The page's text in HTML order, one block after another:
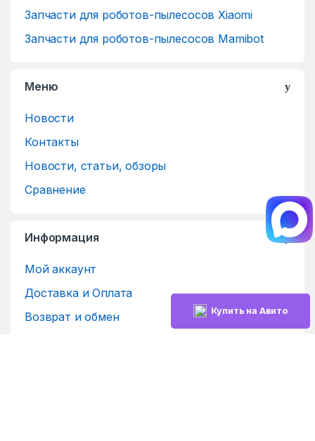
Купить на Авито
Запчасти для роботов-пылесосов Xiaomi
Запчасти для роботов-пылесосов Mamibot
Меню
Новости
Контакты
Новости, статьи, обзоры
Сравнение
Информация
Мой аккаунт
Доставка и Оплата
Возврат и обмен